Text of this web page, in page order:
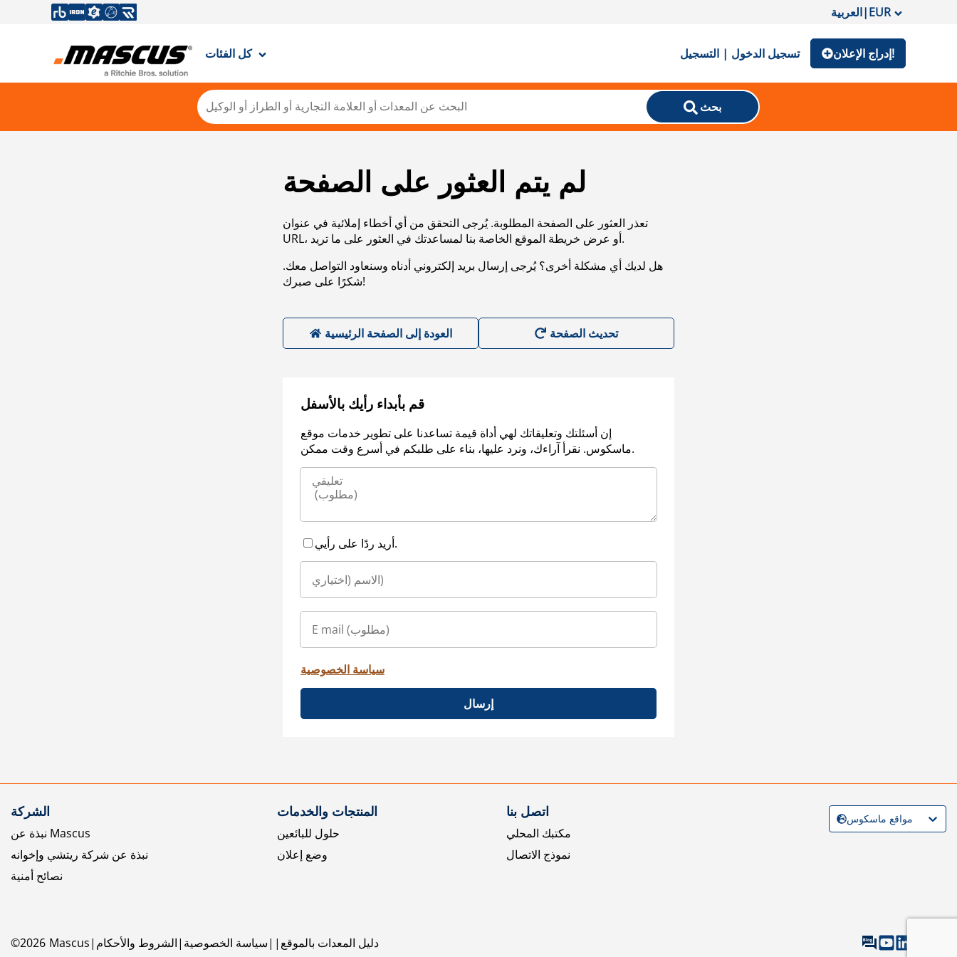
العربية|EUR
كل الفئات تسجيل الدخول | التسجيل إدراج الإعلان!
بحث
لم يتم العثور على الصفحة
تعذر العثور على الصفحة المطلوبة. يُرجى التحقق من أي أخطاء إملائية في عنوان
URL، أو عرض خريطة الموقع الخاصة بنا لمساعدتك في العثور على ما تريد.
هل لديك أي مشكلة أخرى؟ يُرجى إرسال بريد إلكتروني أدناه وسنعاود التواصل معك.
شكرًا على صبرك!
العودة إلى الصفحة الرئيسية
قم بأبداء رأيك بالأسفل
إن أسئلتك وتعليقاتك لهي أداة قيمة تساعدنا على تطوير خدمات موقع
ماسكوس. نقرأ آراءك، ونرد عليها، بناء على طلبكم في أسرع وقت ممكن.
أريد ردًا على رأيي.
سياسة الخصوصية
إرسال
الشركة
نبذة عن Mascus
نبذة عن شركة ريتشي وإخوانه
نصائح أمنية
المنتجات والخدمات
حلول للبائعين
وضع إعلان
اتصل بنا
مكتبك المحلي
نموذج الاتصال
©2026 Mascus الشروط والأحكام سياسة الخصوصية دليل المعدات بالموقع
مواقع ماسكوس